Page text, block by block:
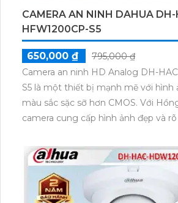
CAMERA AN NINH DAHUA DH-
HFW1200CP-S5
650,000 ₫
795,000 ₫
Camera an ninh HD Analog DH-
S5 là một thiết bị mạnh mẽ với hình
màu sắc sặc sỡ hơn CMOS. Với
camera cung cấp hình ảnh đẹp và
và BCS HD, giúp giám sát một
cả phải chăng. Độ phân giải lên đến
đến hình ảnh sắc nét và chi tiết. Sử
hợp công nghệ nhìn đêm chất